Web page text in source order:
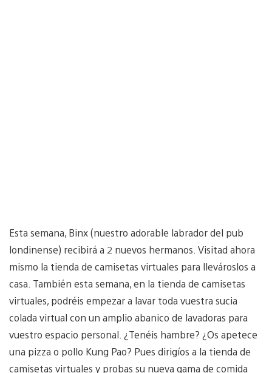
Esta semana, Binx (nuestro adorable labrador del pub
londinense) recibirá a 2 nuevos hermanos. Visitad ahora
mismo la tienda de camisetas virtuales para llevároslos a
casa. También esta semana, en la tienda de camisetas
virtuales, podréis empezar a lavar toda vuestra sucia
colada virtual con un amplio abanico de lavadoras para
vuestro espacio personal. ¿Tenéis hambre? ¿Os apetece
una pizza o pollo Kung Pao? Pues dirigíos a la tienda de
camisetas virtuales y probas su nueva gama de comida